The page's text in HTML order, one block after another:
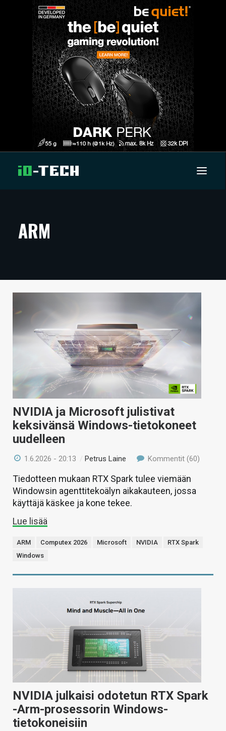
ARTIKKELIT
TECHBBS
KAUPPA
HAKU
ARM
NVIDIA ja Microsoft julistivat
keksivänsä Windows-tietokoneet
uudelleen
1.6.2026 - 20:13 /Petrus Laine Kommentit (60)
Tiedotteen mukaan RTX Spark tulee viemään
Windowsin agenttitekoälyn aikakauteen, jossa
käyttäjä käskee ja kone tekee.
Lue lisää
ARM Computex 2026 Microsoft NVIDIA
RTX Spark
Windows
NVIDIA julkaisi odotetun RTX Spark
-Arm-prosessorin Windows-
tietokoneisiin